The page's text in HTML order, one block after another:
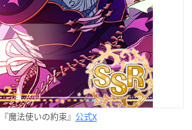
魔法使いの約束』 公式X